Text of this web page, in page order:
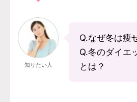
知りたい人
Q.なぜ冬は痩
Q.冬のダイエ
とは？